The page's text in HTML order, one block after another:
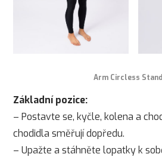
Arm Circless
Základní pozice:
– Postavte se, kyčle, kolena a
chodidla směřují dopředu.
– Upažte a stáhněte lopatky k